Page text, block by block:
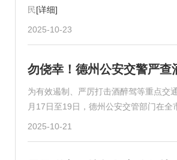
民[详细]
2025-10-23
勿侥幸！德州公安交警严
为有效遏制、严厉打击酒醉驾等重点交
月17日至19日，德州公安交管部门在全
2025-10-21